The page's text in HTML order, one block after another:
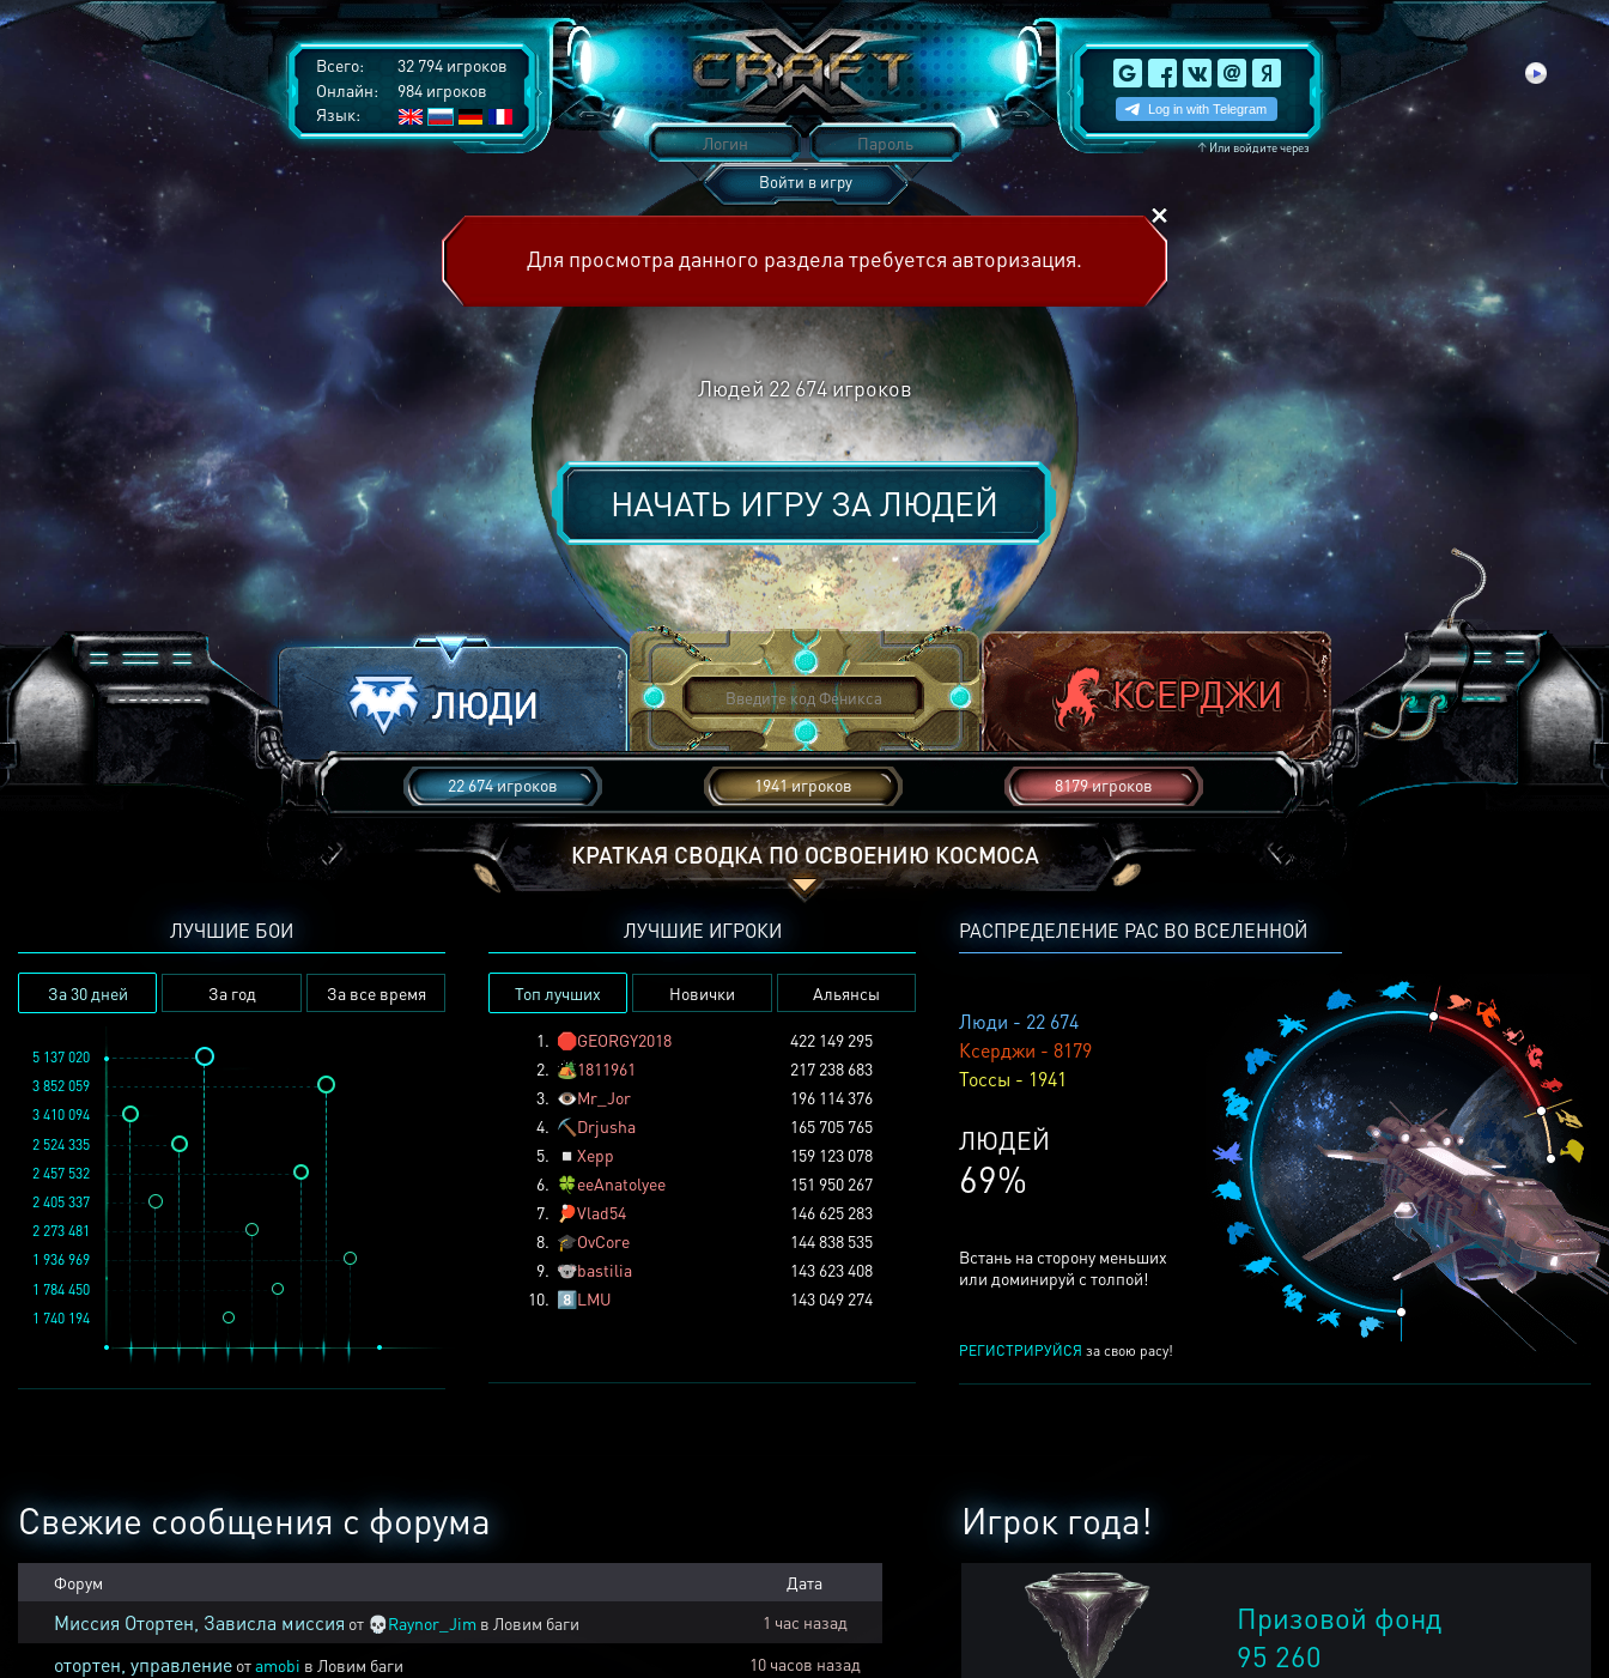
Всего:
32 794 игроков
Онлайн:
984 игроков
Язык:
↑Или войдите через
Войти в игру
Для просмотра данного раздела требуется авторизация.
Людей 22 674игроков
НАЧАТЬ ИГРУ ЗАЛЮДЕЙ
22 674 игроков 1941 игроков 8179 игроков
КРАТКАЯ СВОДКА ПО ОСВОЕНИЮ КОСМОСА
РАСПРЕДЕЛЕНИЕ РАС ВО ВСЕЛЕННОЙ
Люди - 22 674
Ксерджи - 8179
Тоссы - 1941
КСЕРДЖЕЙ
24%
Встань на сторону меньших
или доминируй с толпой!
РЕГИСТРИРУЙСЯ за свою расу!
ЛУЧШИЕ БОИ
За 30 дней За год За все время
1 936 969
3 852 059
2 457 532
1 784 450
2 273 481
1 740 194
5 137 020
2 524 335
2 405 337
3 410 094
ЛУЧШИЕ ИГРОКИ
Топ лучших Новички Альянсы
1. 🛑GEORGY2018
422 149 295
2. 🏕️1811961
217 238 683
3. 👁️Mr_Jor
196 114 376
4. ⛏️ Drjusha
165 705 765
5.
◽ Xepp
159 123 078
6. 🍀eeAnatolyee
151 950 267
7.
🏓Vlad54
146 625 283
8. 🎓OvCore
144 838 535
9. 🐨bastilia
143 623 408
10. 8️⃣LMU 143 049 274
Игрок года!
Призовой фонд
95 260
Свежие сообщения с форума
Форум Дата
Миссия Отортен, Зависла миссия от 💀Raynor_Jim в Ловим баги 1 час назад
отортен, управление отamobi в Ловим баги 10 часов назад